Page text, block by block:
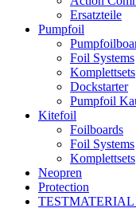
Ersatzteile
Pumpfoil
Foil Systems
Komplettsets
Dockstarter
Pumpfoil
Kitefoil
Foilboards
Foil Systems
Komplettsets
Neopren
Protection